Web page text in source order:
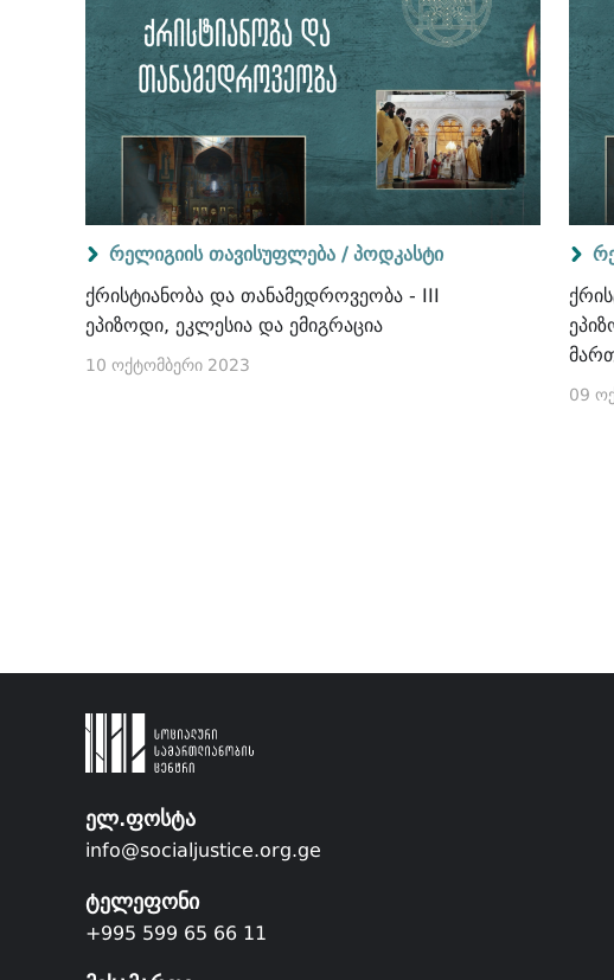
რელიგიის თავისუფლება / პოდკასტი
ქრისტიანობა და თანამედროვეობა - III
ეპიზოდი, ეკლესია და ემიგრაცია
10 ოქტომბერი 2023
09
ელ.ფოსტა
info@socialjustice.org.ge
ტელეფონი
+995 599 65 66 11